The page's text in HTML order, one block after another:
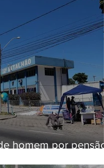
homem por pensão